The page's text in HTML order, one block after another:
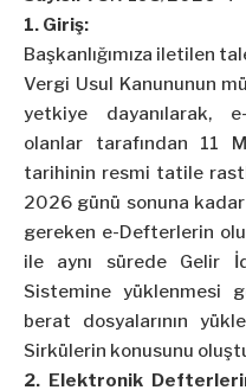
1. Giriş:
Başkanlığımıza iletilen
Vergi Usul Kanununun
yetkiye dayanılarak,
olanlar tarafından 11
tarihinin resmi tatile
2026 günü sonuna kadar
gereken e-Defterlerin
ile aynı sürede Gelir
Sistemine yüklenmesi
berat dosyalarının
Sirkülerin konusunu
2. Elektronik